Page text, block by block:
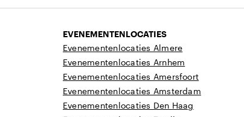
EVENEMENTENLOCATIES
Evenementenlocaties Almere
Evenementenlocaties Arnhem
Evenementenlocaties Amersfoort
Evenementenlocaties Amsterdam
Evenementenlocaties Den Haag